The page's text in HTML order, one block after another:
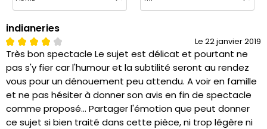
indianeries
Le 22 janvier 2019
Très bon spectacle Le sujet est délicat et pourtant ne
pas s'y fier car l'humour et la subtilité seront au rendez
vous pour un dénouement peu attendu. A voir en famille
et ne pas hésiter à donner son avis en fin de spectacle
comme proposé... Partager l'émotion que peut donner
ce sujet si bien traité dans cette pièce, ni trop légère ni